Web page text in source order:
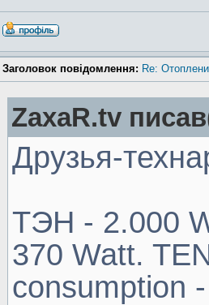
Заголовок повідомлення: Re:
ZaxaR.tv
Друзья-
ТЭН - 2.000
370 Watt.
consumption